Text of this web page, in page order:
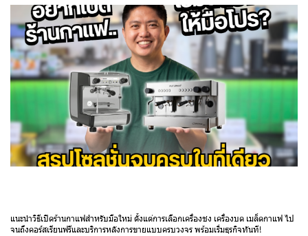
แนะนำวิธีเปิดร้านกาแฟสำหรับมือใหม่ ตั้งแต่การเลือกเครื่องชง เครื่องบด เมล็ดกาแฟ ไป
จนถึงคอร์สเรียนฟรีและบริการหลังการขายแบบครบวงจร พร้อมเริ่มธุรกิจทันที!